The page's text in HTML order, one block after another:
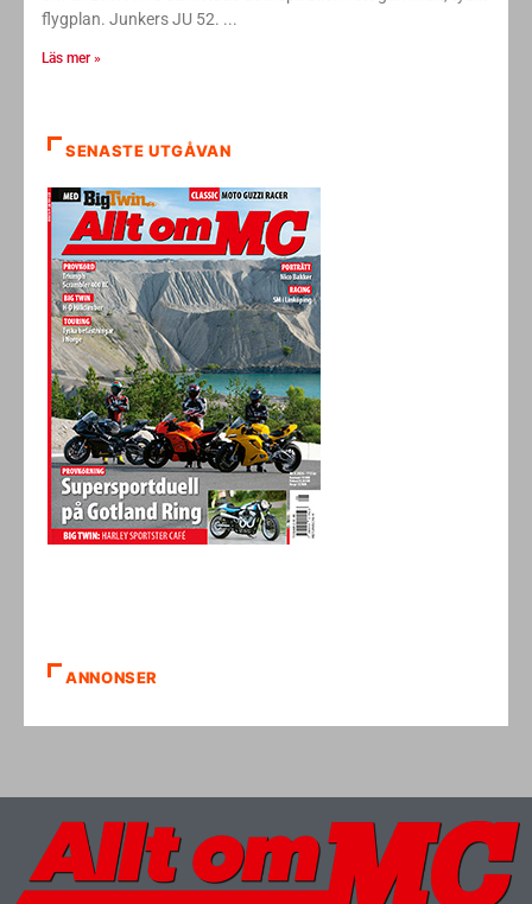
flygplan. Junkers JU 52.
Läs mer »
SENASTE UTGÅVAN
ANNONSER